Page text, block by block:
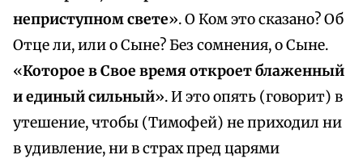
неприступном свете». О Ком это сказано? Об
Отце ли, или о Сыне? Без сомнения, о Сыне.
«Которое в Свое время откроет блаженный
и единый сильный». И это опять (говорит) в
утешение, чтобы (Тимофей) не приходил ни
в удивление, ни в страх пред царями